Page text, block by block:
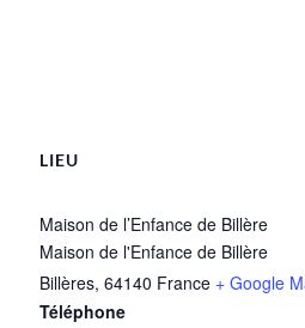
LIEU
Maison de l’Enfance de Billère
Maison de l'Enfance de Billère
Billères, 64140 France + Google
Téléphone